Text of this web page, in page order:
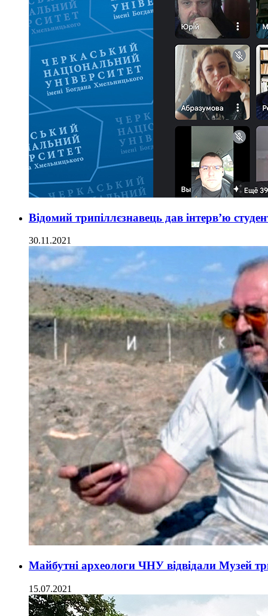
Відомий трипіллєзнавець дав інтерв’ю
30.11.2021
Майбутні археологи ЧНУ відвідали Музей
15.07.2021